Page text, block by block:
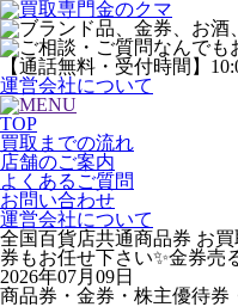
運営会社について
TOP
買取までの流れ
店舗のご案内
よくあるご質問
お問い合わせ
運営会社について
全国百貨店共通商品券 お買
券もお任せ下さい✨金券売
2026年07月09日
商品券・金券・株主優待券